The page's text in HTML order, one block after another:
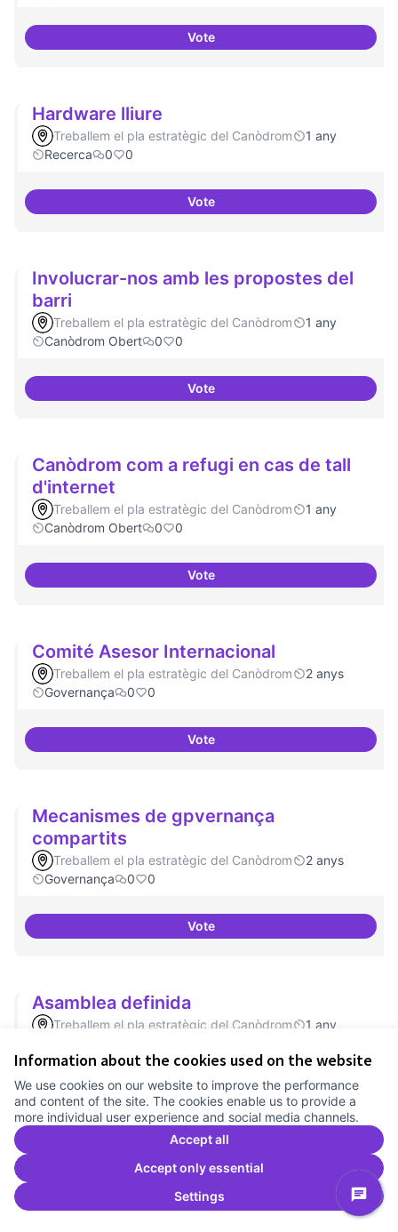
Information about the cookies used on the website
We use cookies on our website to improve the performance
and content of the site. The cookies enable us to provide a
more individual user experience and social media channels.
Accept all
Accept only essential
Settings
VoteTecnologies lliures en servidors
Hardware lliure
Treballem el pla estratègic del Canòdrom
1 any
Recerca
0 0
VoteHardware lliure
Involucrar-nos amb les propostes del
barri
Treballem el pla estratègic del Canòdrom
1 any
Canòdrom Obert
0 0
VoteInvolucrar-nos amb les
Canòdrom com a refugi en cas de tall
d'internet
Treballem el pla estratègic del Canòdrom
1 any
Canòdrom Obert
0 0
VoteCanòdrom com a refugi en cas
Comité Asesor Internacional
Treballem el pla estratègic del Canòdrom
2 anys
Governança
0 0
VoteComité Asesor Internacional
Mecanismes de gpvernança
compartits
Treballem el pla estratègic del Canòdrom
2 anys
Governança
0 0
VoteMecanismes de gpvernança
Asamblea definida
Treballem el pla estratègic del Canòdrom
1 any
VoteAsamblea definida
Actividades vinculadas a la
Treballem el pla estratègic del Canòdrom
1 any